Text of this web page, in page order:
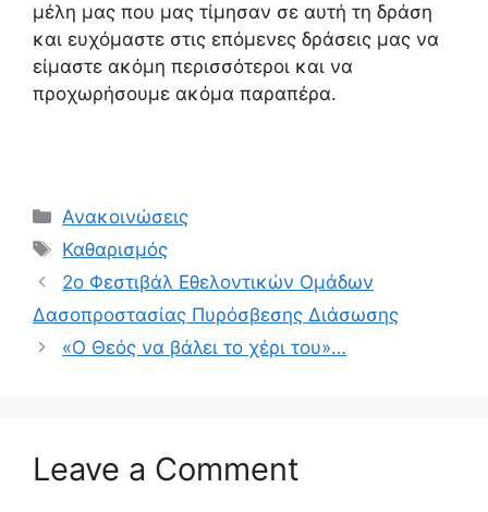
μέλη μας που μας τίμησαν σε αυτή τη δράση
και ευχόμαστε στις επόμενες δράσεις μας να
είμαστε ακόμη περισσότεροι και να
προχωρήσουμε ακόμα παραπέρα.
Ανακοινώσεις
Καθαρισμός
2ο Φεστιβάλ Εθελοντικών Ομάδων
Δασοπροστασίας Πυρόσβεσης Διάσωσης
«Ο Θεός να βάλει το χέρι του»…
Leave a Comment